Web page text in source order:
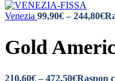
Venezia 99,90€ – 244,80€
Gold
210,60€ – 472,50€Raspon